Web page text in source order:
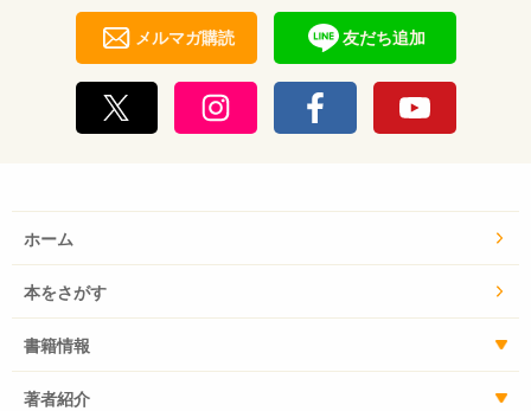
メルマガ購読 友だち追加
ホーム
本をさがす
書籍情報
著者紹介